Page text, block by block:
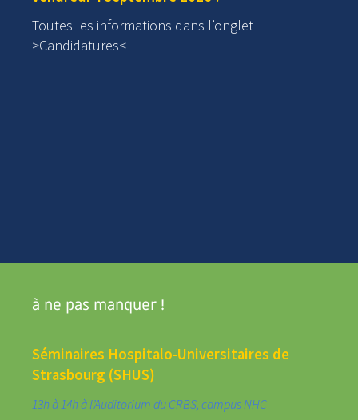
Toutes les informations dans l’onglet
>Candidatures<
à ne pas manquer !
Séminaires Hospitalo-Universitaires de
Strasbourg (SHUS)
13h à 14h à l’Auditorium du CRBS, campus NHC